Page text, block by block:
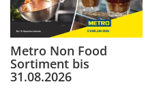
Metro Non Food
Sortiment bis
31.08.2026